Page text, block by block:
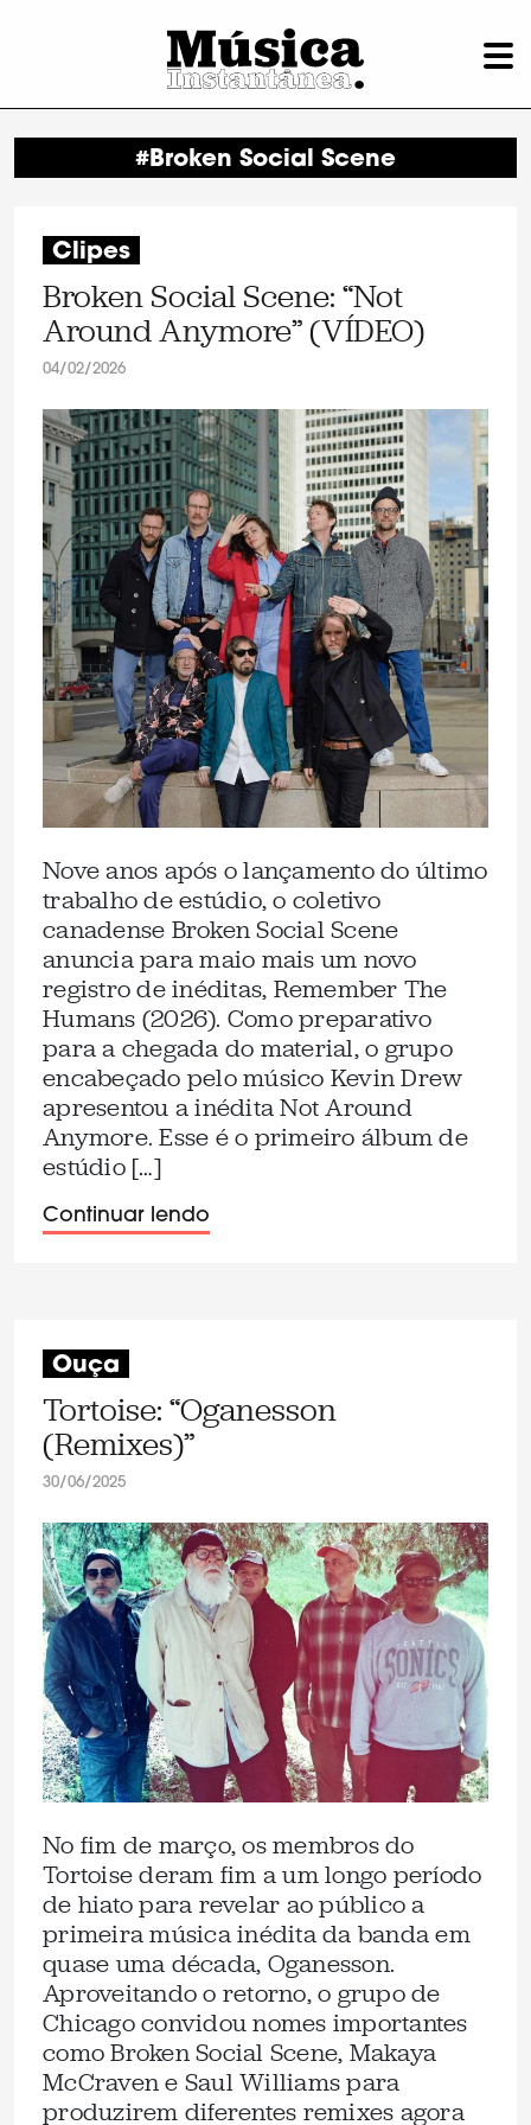
#Broken Social Scene
Clipes
Broken Social Scene: “Not
Around Anymore” (VÍDEO)
04/02/2026
Nove anos após o lançamento do último
trabalho de estúdio, o coletivo
canadense Broken Social Scene
anuncia para maio mais um novo
registro de inéditas, Remember The
Humans (2026). Como preparativo
para a chegada do material, o grupo
encabeçado pelo músico Kevin Drew
apresentou a inédita Not Around
Anymore. Esse é o primeiro álbum de
estúdio […]
Continuar lendo
Ouça
Tortoise: “Oganesson
(Remixes)”
30/06/2025
No fim de março, os membros do
Tortoise deram fim a um longo período
de hiato para revelar ao público a
primeira música inédita da banda em
quase uma década, Oganesson.
Aproveitando o retorno, o grupo de
Chicago convidou nomes importantes
como Broken Social Scene, Makaya
McCraven e Saul Williams para
produzirem diferentes remixes agora